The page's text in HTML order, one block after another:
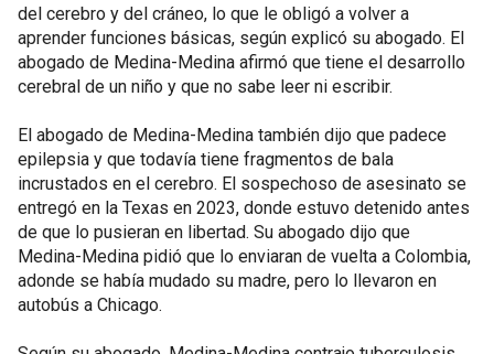
del cerebro y del cráneo, lo que le obligó a volver a
aprender funciones básicas, según explicó su abogado. El
abogado de Medina-Medina afirmó que tiene el desarrollo
cerebral de un niño y que no sabe leer ni escribir.
El abogado de Medina-Medina también dijo que padece
epilepsia y que todavía tiene fragmentos de bala
incrustados en el cerebro. El sospechoso de asesinato se
entregó en la Texas en 2023, donde estuvo detenido antes
de que lo pusieran en libertad. Su abogado dijo que
Medina-Medina pidió que lo enviaran de vuelta a Colombia,
adonde se había mudado su madre, pero lo llevaron en
autobús a Chicago.